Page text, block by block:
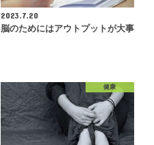
2023.7.20
脳のためにはアウトプットが大事
健康